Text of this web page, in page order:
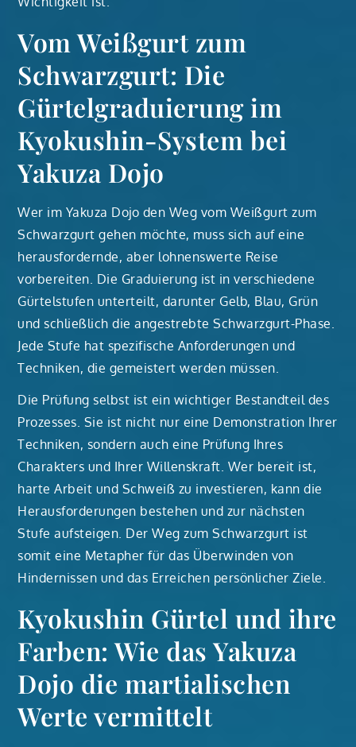
Vom Weißgurt zum
Schwarzgurt: Die
Gürtelgraduierung im
Kyokushin-System bei
Yakuza Dojo
Wer im Yakuza Dojo den Weg vom Weißgurt zum
Schwarzgurt gehen möchte, muss sich auf eine
herausfordernde, aber lohnenswerte Reise
vorbereiten. Die Graduierung ist in verschiedene
Gürtelstufen unterteilt, darunter Gelb, Blau, Grün
und schließlich die angestrebte Schwarzgurt-Phase.
Jede Stufe hat spezifische Anforderungen und
Techniken, die gemeistert werden müssen.
Die Prüfung selbst ist ein wichtiger Bestandteil des
Prozesses. Sie ist nicht nur eine Demonstration Ihrer
Techniken, sondern auch eine Prüfung Ihres
Charakters und Ihrer Willenskraft. Wer bereit ist,
harte Arbeit und Schweiß zu investieren, kann die
Herausforderungen bestehen und zur nächsten
Stufe aufsteigen. Der Weg zum Schwarzgurt ist
somit eine Metapher für das Überwinden von
Hindernissen und das Erreichen persönlicher Ziele.
Kyokushin Gürtel und ihre
Farben: Wie das Yakuza
Dojo die martialischen
Werte vermittelt